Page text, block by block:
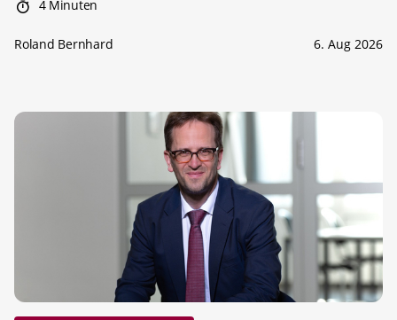
4 Minuten
Roland Bernhard 6. Aug 2026